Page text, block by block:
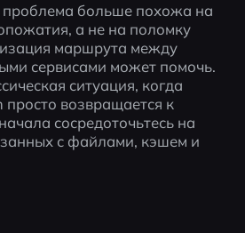
проблема больше похожа на
а не на поломку
маршрута между
сервисами может помочь.
ситуация, когда
просто возвращается к
сосредоточьтесь на
с файлами, кэшем и